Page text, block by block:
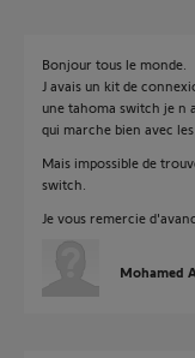
Bonjour tous le monde.
J avais un kit de
une tahoma switch je n
qui marche bien avec
Mais impossible de
switch.
Je vous remercie
Mohamed